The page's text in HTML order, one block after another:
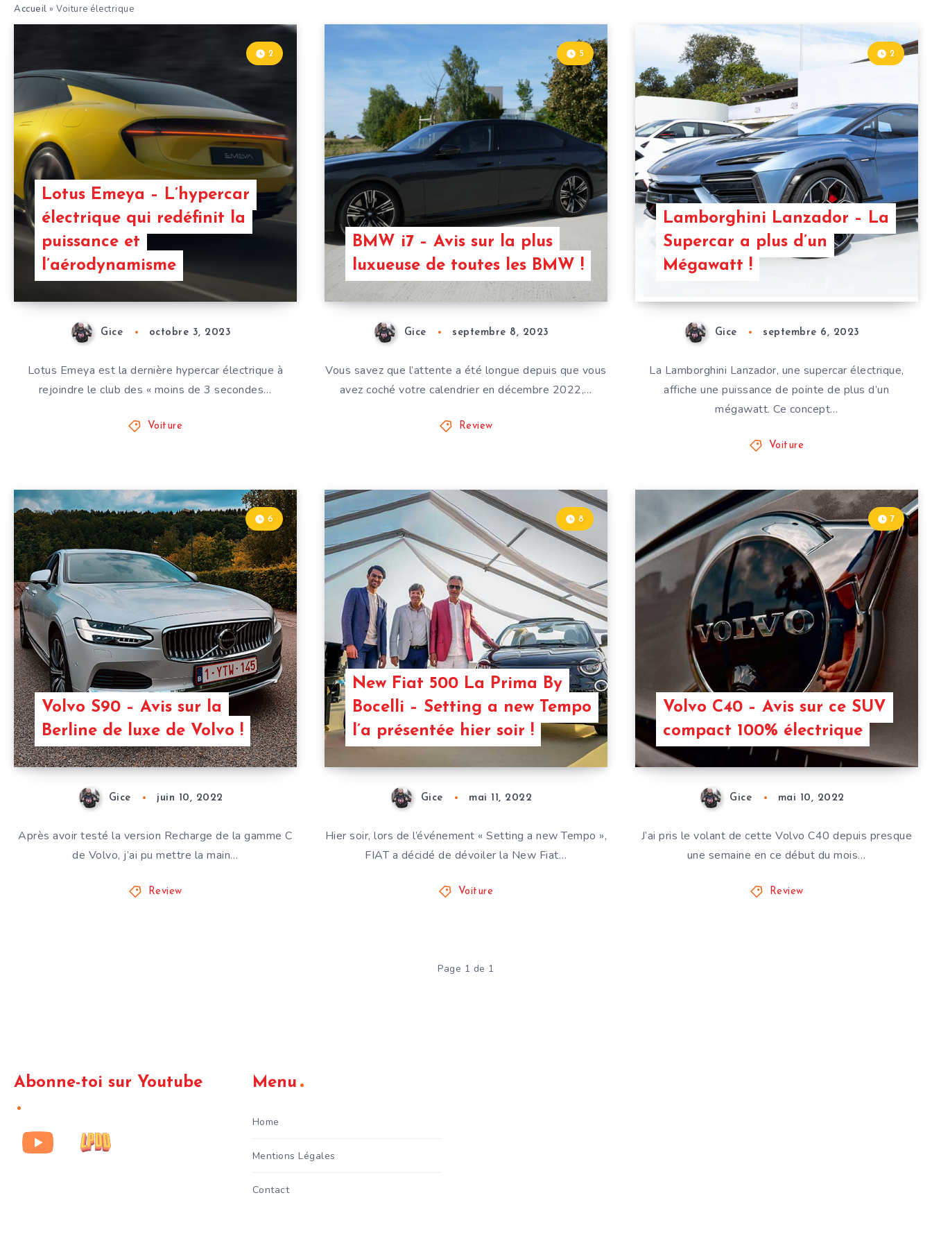
Accueil » Voiture électrique
Lotus Emeya – L’hypercar
électrique qui redéfinit la
puissance et
l’aérodynamisme
2
Gice octobre 3, 2023
Lotus Emeya est la dernière hypercar électrique à
rejoindre le club des « moins de 3 secondes…
Voiture
BMW i7 – Avis sur la plus
luxueuse de toutes les BMW !
5
Gice septembre 8, 2023
Vous savez que l’attente a été longue depuis que vous
avez coché votre calendrier en décembre 2022,…
Review
Lamborghini Lanzador – La
Supercar a plus d’un
Mégawatt !
2
Gice septembre 6, 2023
La Lamborghini Lanzador, une supercar électrique,
affiche une puissance de pointe de plus d’un
mégawatt. Ce concept…
Voiture
Volvo S90 – Avis sur la
Berline de luxe de Volvo !
6
Gice juin 10, 2022
Après avoir testé la version Recharge de la gamme C
de Volvo, j’ai pu mettre la main…
Review
New Fiat 500 La Prima By
Bocelli – Setting a new Tempo
l’a présentée hier soir !
8
Gice mai 11, 2022
Hier soir, lors de l’événement « Setting a new Tempo »,
FIAT a décidé de dévoiler la New Fiat…
Voiture
Volvo C40 – Avis sur ce SUV
compact 100% électrique
7
Gice mai 10, 2022
J’ai pris le volant de cette Volvo C40 depuis presque
une semaine en ce début du mois…
Review
Page 1 de 1
Abonne-toi sur Youtube Menu
Home
Mentions Légales
Contact